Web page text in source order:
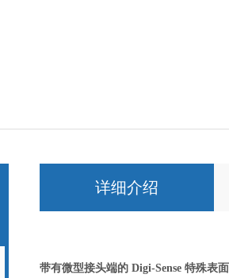
详细介绍
带有微型接头端的 Digi-Sense 特殊表